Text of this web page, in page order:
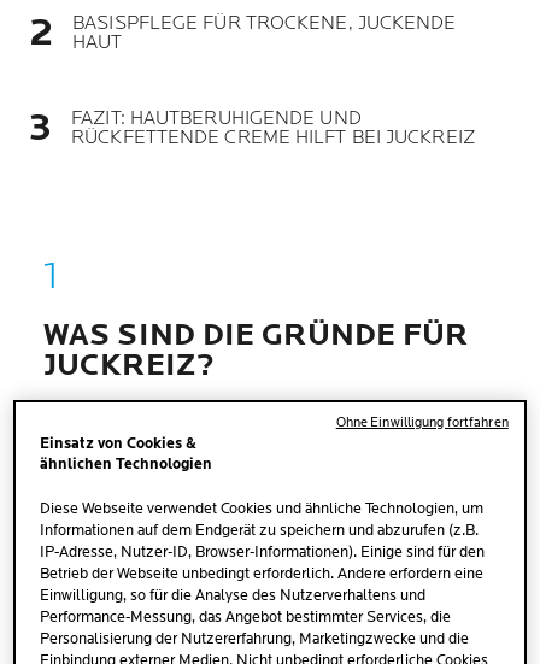
BASISPFLEGE FÜR TROCKENE, JUCKENDE
HAUT
FAZIT: HAUTBERUHIGENDE UND
RÜCKFETTENDE CREME HILFT BEI JUCKREIZ
WAS SIND DIE GRÜNDE FÜR
JUCKREIZ?
Die möglichen Ursachen für juckende Haut sind
vielfältig. So kommen etwa Störungen des
Medikamente oder auch Insektenstiche infrage.
Hierbei handelt es sich um Juckreiz, der zunächst
auf intakten Haut auftritt und im Verlauf zu
Rötungen oder kleinen Blessuren führen kann. Am
häufigsten scheintJuckreizjedoch beitrockener
Einsatz von Cookies &
ähnlichen Technologien
Diese Webseite verwendet Cookies und ähnliche Technologien, um
Informationen auf dem Endgerät zu speichern und abzurufen (z.B.
IP-Adresse, Nutzer-ID, Browser-Informationen). Einige sind für den
Betrieb der Webseite unbedingt erforderlich. Andere erfordern eine
Einwilligung, so für die Analyse des Nutzerverhaltens und
Performance-Messung, das Angebot bestimmter Services, die
Personalisierung der Nutzererfahrung, Marketingzwecke und die
Ohne Einwilligung fortfahren